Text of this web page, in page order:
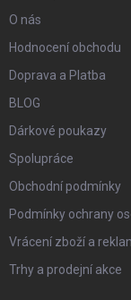
O nás
Hodnocení obchodu
Doprava a Platba
BLOG
Dárkové poukazy
Spolupráce
Obchodní podmínky
Podmínky ochrany
Vrácení zboží a
Trhy a prodejní akce